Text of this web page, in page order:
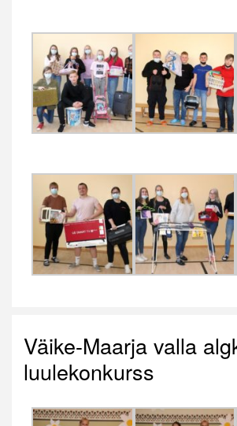
Väike-Maarja valla
luulekonkurss